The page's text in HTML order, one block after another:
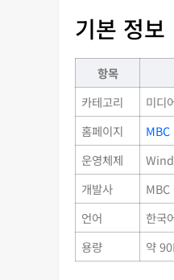
기본 정보
항목
카테고리
미디
홈페이지
운영체제
개발사
MBC
언어
한국
용량
약